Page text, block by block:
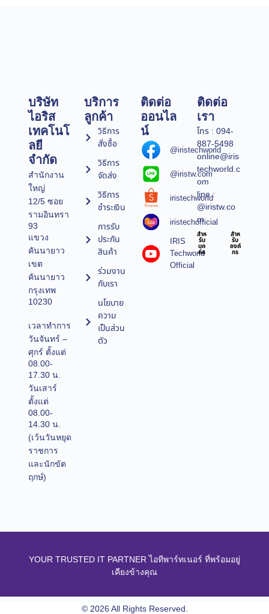
บริษัท
ไอริส
เทคโนโ
ลยี
จำกัด
สำนักงาน
ใหญ่
12/5 ซอย
รามอินทรา
93
แขวง
คันนายาว
เขต
คันนายาว
กรุงเทพ
10230
เวลาทำการ
วันจันทร์ –
ศุกร์ ตั้งแต่
08.00-
17.30 น.
วันเสาร์
ตั้งแต่
08.00-
14.30 น.
(เว้นวันหยุด
ราชการ
และนักขัต
ฤกษ์)
บริการ
ลูกค้า
วิธีการ
สั่งซื้อ
วิธีการ
จัดส่ง
วิธีการ
ชำระเงิน
การรับ
ประกัน
สินค้า
ร่วมงาน
กับเรา
นโยบาย
ความ
เป็นส่วน
ตัว
ติดต่อ
ออนไล
น์
@iristechworld
@iristw.com
iristechworld
iristechofficial
IRIS
Techworld
Official
ติดต่อ
เรา
โทร : 094-
887-5498
online@iris
techworld.c
om
line :
@iristw.co
m
สำห
รับ
บุค
คล
สำห
รับ
องค์
กร
YOUR TRUSTED IT PARTNER ไอทีพาร์ทเนอร์ ที่พร้อมอยู่
เคียงข้างคุณ
© 2026 All Rights Reserved.